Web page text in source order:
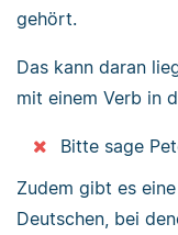
gehört.
Das kann daran
mit einem Verb in
Bitte sage
Zudem gibt es
Deutschen, bei